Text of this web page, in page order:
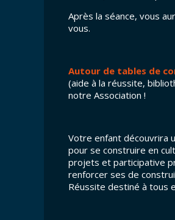
Après la séance, vous
vous.
Autour de tables de
(aide à la réussite,
notre Association !
Votre enfant découvrira
pour se construire en
projets et participative
renforcer ses de
Réussite destiné à tous